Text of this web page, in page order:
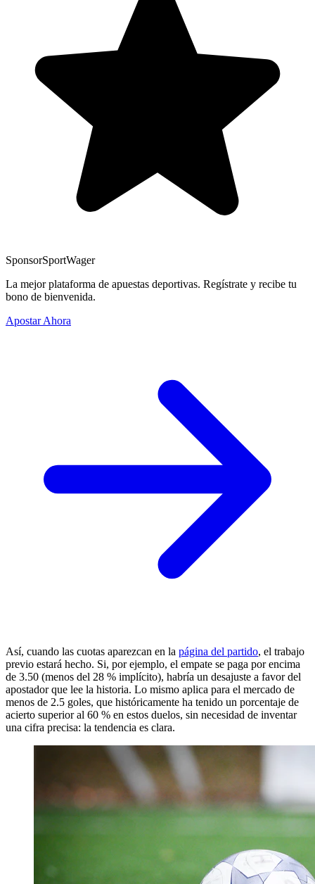
SponsorSportWager
La mejor plataforma de apuestas deportivas. Regístrate y recibe tu
bono de bienvenida.
Apostar Ahora
Así, cuando las cuotas aparezcan en la página del partido, el trabajo
previo estará hecho. Si, por ejemplo, el empate se paga por encima
de 3.50 (menos del 28 % implícito), habría un desajuste a favor del
apostador que lee la historia. Lo mismo aplica para el mercado de
menos de 2.5 goles, que históricamente ha tenido un porcentaje de
acierto superior al 60 % en estos duelos, sin necesidad de inventar
una cifra precisa: la tendencia es clara.